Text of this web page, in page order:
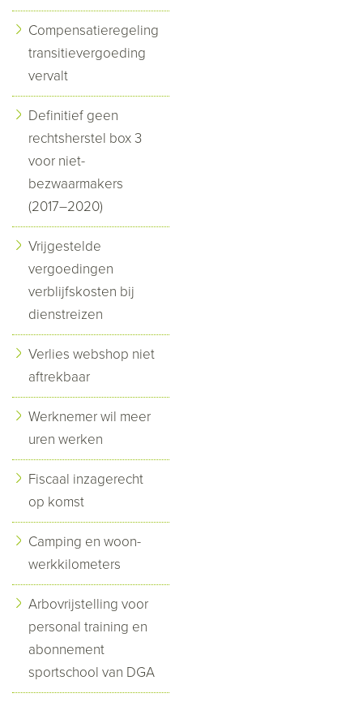
Compensatieregeling
transitievergoeding
vervalt
Definitief geen
rechtsherstel box 3
voor niet-
bezwaarmakers
(2017–2020)
Vrijgestelde
vergoedingen
verblijfskosten bij
dienstreizen
Verlies webshop niet
aftrekbaar
Werknemer wil meer
uren werken
Fiscaal inzagerecht
op komst
Camping en woon-
werkkilometers
Arbovrijstelling voor
personal training en
abonnement
sportschool van DGA